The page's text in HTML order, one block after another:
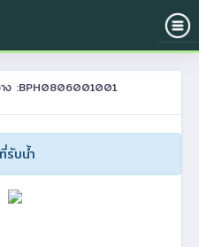
ง :BPH0806001001
รับน้ำ